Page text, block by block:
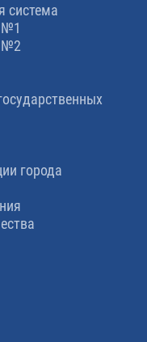
система
№1
№2
города